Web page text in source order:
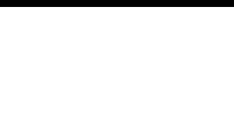
VIP